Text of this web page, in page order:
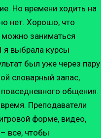
Но времени ходить на
нет. Хорошо, что
можно заниматься
я выбрала курсы
был уже через пару
словарный запас,
общения.
Преподаватели
форме, видео,
все, чтобы